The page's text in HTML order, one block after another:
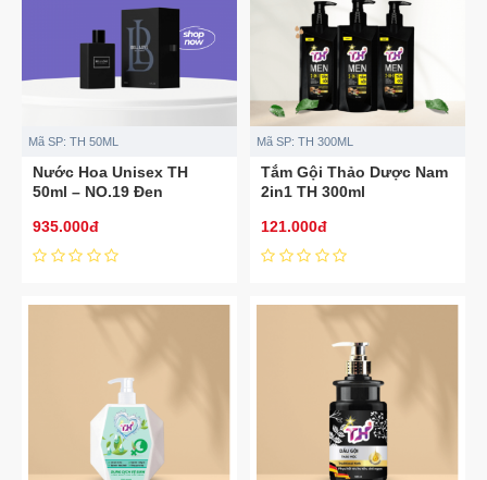
Mã SP: TH 50ML
Nước Hoa Unisex TH
50ml – NO.19 Đen
935.000đ
Mã SP: TH 300ML
Tắm Gội Thảo Dược Nam
2in1 TH 300ml
121.000đ